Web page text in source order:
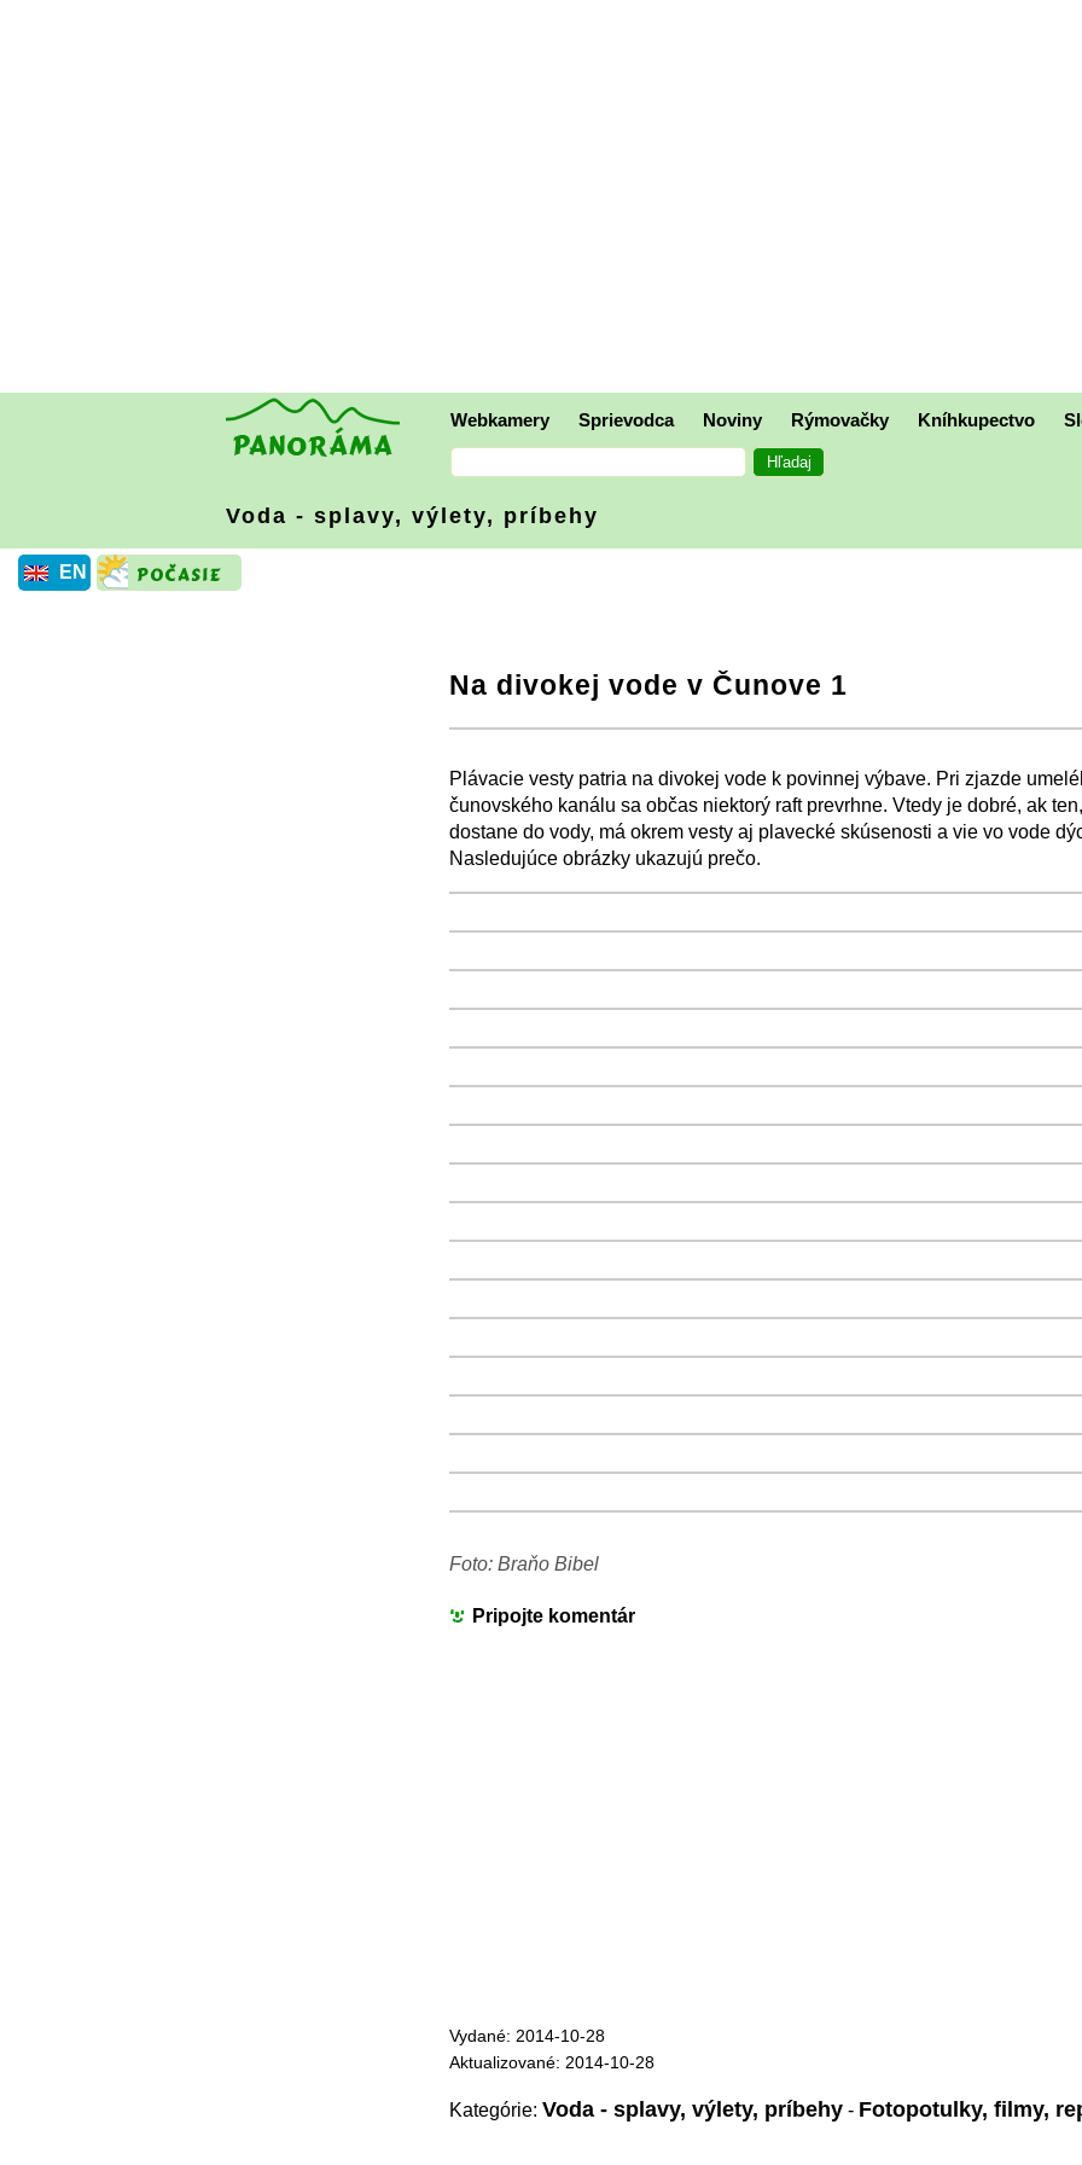
Webkamery Sprievodca Noviny Rýmovačky Kníhkupectvo
Voda - splavy, výlety, príbehy
EN
Na divokej vode v Čunove 1
+ − ⛶
Plávacie vesty patria na divokej vode k povinnej výbave. Pri zjazde
čunovského kanálu sa občas niektorý raft prevrhne. Vtedy je dobré, ak
dostane do vody, má okrem vesty aj plavecké skúsenosti a vie vo vode
Nasledujúce obrázky ukazujú prečo.
+ −
⛶
+
−
⛶
+
−
⛶
+
−
⛶
+
−
⛶
+
−
⛶
+
−
⛶
+
−
⛶
+
−
⛶
+
−
⛶
+
−
⛶
+
−
⛶
+
−
⛶
+
−
⛶
+
−
⛶
+
−
⛶
+
− ⛶
Foto: Braňo Bibel
Pripojte komentár
Vydané: 2014-10-28
Aktualizované: 2014-10-28
Kategórie: Voda - splavy, výlety, príbehy - Fotopotulky, filmy,